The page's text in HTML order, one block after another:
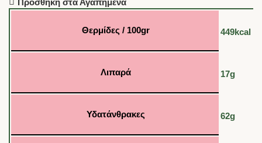
Θερμίδες / 100gr 449kcal
Λιπαρά 17g
Υδατάνθρακες 62g